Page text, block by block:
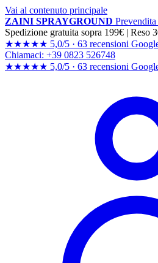
Vai al contenuto principale
ZAINI SPRAYGROUND
Spedizione gratuita sopra 199€ | Reso
★★★★★ 5,0/5 · 63 recensioni
Chiamaci: +39 0823 526748
★★★★★ 5,0/5 · 63 recensioni